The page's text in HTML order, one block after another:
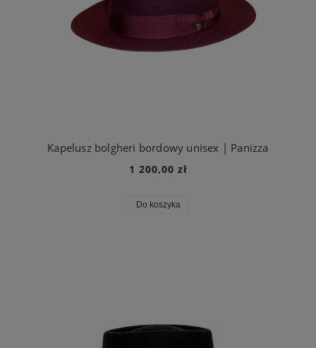
Kapelusz bolgheri bordowy unisex | Panizza
1 200,00 zł
Do koszyka